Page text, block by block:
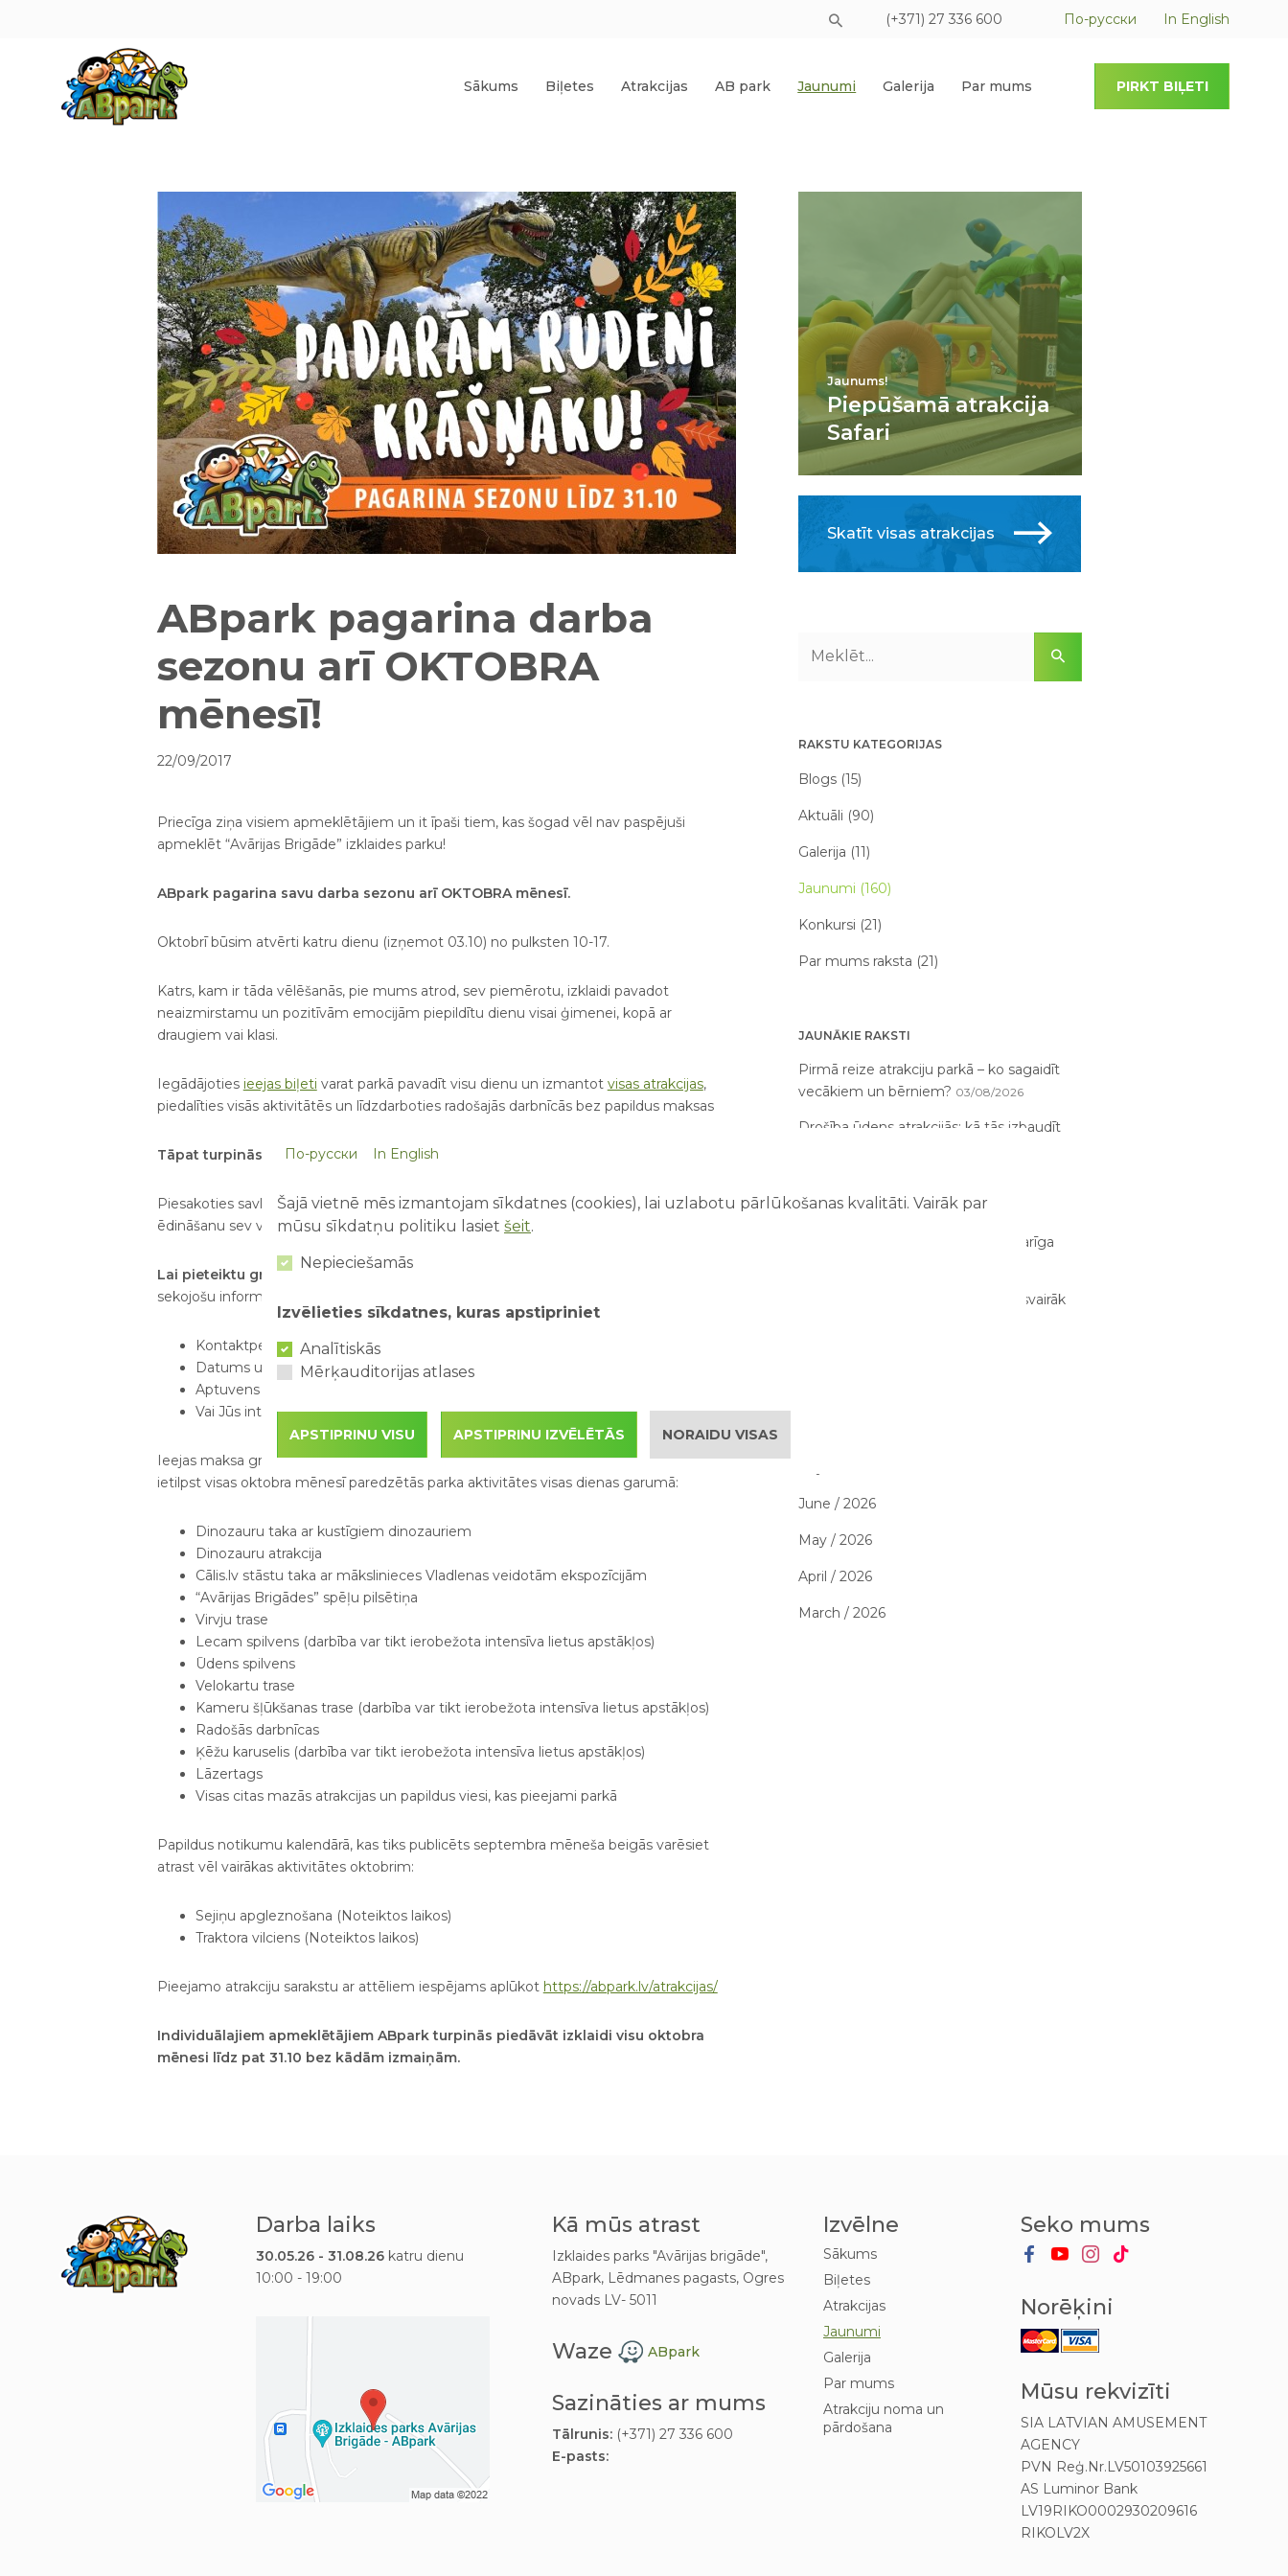
(+371) 27 336 600 По-русски In English
Sākums Biļetes Atrakcijas AB park Jaunumi Galerija Par mums PIRKT BIĻETI
ABpark pagarina darba
sezonu arī OKTOBRA
mēnesī!
22/09/2017
Priecīga ziņa visiem apmeklētājiem un it īpaši tiem, kas šogad vēl nav paspējuši
apmeklēt “Avārijas Brigāde” izklaides parku!
ABpark pagarina savu darba sezonu arī OKTOBRA mēnesī.
Oktobrī būsim atvērti katru dienu (izņemot 03.10) no pulksten 10-17.
Katrs, kam ir tāda vēlēšanās, pie mums atrod, sev piemērotu, izklaidi pavadot
neaizmirstamu un pozitīvām emocijām piepildītu dienu visai ģimenei, kopā ar
draugiem vai klasi.
Iegādājoties ieejas biļeti varat parkā pavadīt visu dienu un izmantot visas atrakcijas,
piedalīties visās aktivitātēs un līdzdarboties radošajās darbnīcās bez papildus maksas
Tāpat turpinās pieņemšana grupu rezervācijām septembra un oktobra mēnesim!
Piesakoties savlaicīgi, Jūs, varat rezervēt sev vēlamo ierašanās datumu, laiku un
ēdināšanu sev vēlamā laikā.
Lai pieteiktu grupas apmeklējumu septembrim vai oktobrim
sekojošu informāciju:
Kontaktpersonas vārds, uzvārds un tālruņa Nr.
Datums un laiks, kad plānojat ierasties
Aptuvens vai precīzs apmeklētāju skaits grupā.
Vai Jūs interesē grupu ēdināšanas piedāvājums
Ieejas maksa grupai (vismaz 15 cilvēki) nemainīga - 9 EUR no cilvēka. Šajā maksa
ietilpst visas oktobra mēnesī paredzētās parka aktivitātes visas dienas garumā:
Dinozauru taka ar kustīgiem dinozauriem
Dinozauru atrakcija
Cālis.lv stāstu taka ar mākslinieces Vladlenas veidotām ekspozīcijām
“Avārijas Brigādes” spēļu pilsētiņa
Virvju trase
Lecam spilvens (darbība var tikt ierobežota intensīva lietus apstākļos)
Ūdens spilvens
Velokartu trase
Kameru šļūkšanas trase (darbība var tikt ierobežota intensīva lietus apstākļos)
Radošās darbnīcas
Ķēžu karuselis (darbība var tikt ierobežota intensīva lietus apstākļos)
Lāzertags
Visas citas mazās atrakcijas un papildus viesi, kas pieejami parkā
Papildus notikumu kalendārā, kas tiks publicēts septembra mēneša beigās varēsiet
atrast vēl vairākas aktivitātes oktobrim:
Sejiņu apgleznošana (Noteiktos laikos)
Traktora vilciens (Noteiktos laikos)
Pieejamo atrakciju sarakstu ar attēliem iespējams aplūkot https://abpark.lv/atrakcijas/
Individuālajiem apmeklētājiem ABpark turpinās piedāvāt izklaidi visu oktobra
mēnesi līdz pat 31.10 bez kādām izmaiņām.
Jaunums!
Piepūšamā atrakcija
Safari
Skatīt visas atrakcijas
RAKSTU KATEGORIJAS
Blogs (15)
Aktuāli (90)
Galerija (11)
Jaunumi (160)
Konkursi (21)
Par mums raksta (21)
JAUNĀKIE RAKSTI
Pirmā reize atrakciju parkā – ko sagaidīt
vecākiem un bērniem? 03/08/2026
Drošība ūdens atrakcijās: kā tās izbaudīt
piedzīvojumu dienu?29/07/2026
Kāpēc aktīva atpūta bērniem ir svarīga
7 spēles un aktivitātes, ko bērni visvairāk
June / 2026
May / 2026
April / 2026
March / 2026
Darba laiks
30.05.26 - 31.08.26 katru dienu
10:00 - 19:00
Kā mūs atrast
Izklaides parks "Avārijas brigāde",
ABpark, Lēdmanes pagasts, Ogres
novads LV- 5011
Waze ABpark
Sazināties ar mums
Tālrunis:(+371) 27 336 600
E-pasts:
Izvēlne
Sākums
Biļetes
Atrakcijas
Jaunumi
Galerija
Par mums
Atrakciju noma un
pārdošana
Seko mums
Norēķini
Mūsu rekvizīti
SIA LATVIAN AMUSEMENT
AGENCY
PVN Reģ.Nr.LV50103925661
AS Luminor Bank
LV19RIKO0002930209616
RIKOLV2X
По-русски In English
Šajā vietnē mēs izmantojam sīkdatnes (cookies), lai uzlabotu pārlūkošanas kvalitāti. Vairāk par
mūsu sīkdatņu politiku lasiet šeit.
Nepieciešamās
Izvēlieties sīkdatnes, kuras apstipriniet
Analītiskās
Mērķauditorijas atlases
APSTIPRINU VISU APSTIPRINU IZVĒLĒTĀS NORAIDU VISAS